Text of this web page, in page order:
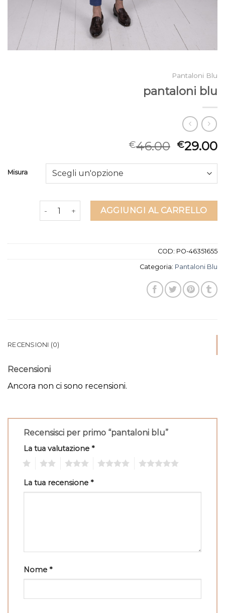
Pantaloni Blu
pantaloni blu
€46.00 €29.00
Misura
pantaloni blu quantitàAGGIUNGI AL CARRELLO
COD: PO-46351655
Categoria: Pantaloni Blu
RECENSIONI (0)
Recensioni
Ancora non ci sono recensioni.
Recensisci per primo “pantaloni blu”
La tua valutazione *
La tua recensione *
Nome *